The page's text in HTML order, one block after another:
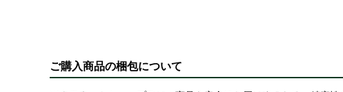
ご購入商品の梱包について